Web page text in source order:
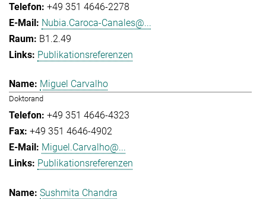
+49 351 4646-2278
Nubia.Caroca-Canales@...
B1.2.49
Publikationsreferenzen
Miguel Carvalho
Doktorand
+49 351 4646-4323
+49 351 4646-4902
Miguel.Carvalho@...
Publikationsreferenzen
Sushmita Chandra